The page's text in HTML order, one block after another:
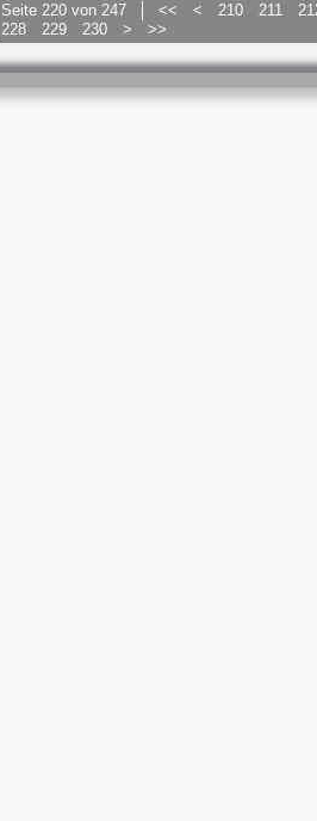
Seite 220 von 247 << < 210 211
228
229 230 > >>